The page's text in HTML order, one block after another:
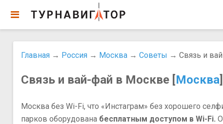
Главная → Россия → Москва → Советы → Связь и
Связь и вай-фай в Москве [Москва]
Москва без Wi-Fi, что «Инстаграм» без хорошего
парков оборудована бесплатным доступом в Wi-Fi.